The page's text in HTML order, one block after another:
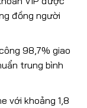
đồng người
98,7% giao
trung bình
với khoảng 1,8